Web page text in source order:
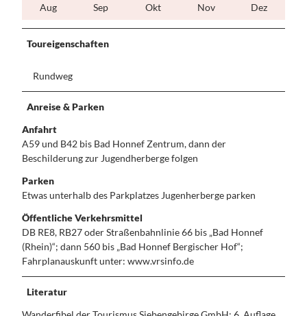
Aug Sep Okt Nov Dez
Toureigenschaften
Rundweg
Anreise & Parken
Anfahrt
A59 und B42 bis Bad Honnef Zentrum, dann der
Beschilderung zur Jugendherberge folgen
Parken
Etwas unterhalb des Parkplatzes Jugenherberge parken
Öffentliche Verkehrsmittel
DB RE8, RB27 oder Straßenbahnlinie 66 bis „Bad Honnef
(Rhein)“; dann 560 bis „Bad Honnef Bergischer Hof“;
Fahrplanauskunft unter: www.vrsinfo.de
Literatur